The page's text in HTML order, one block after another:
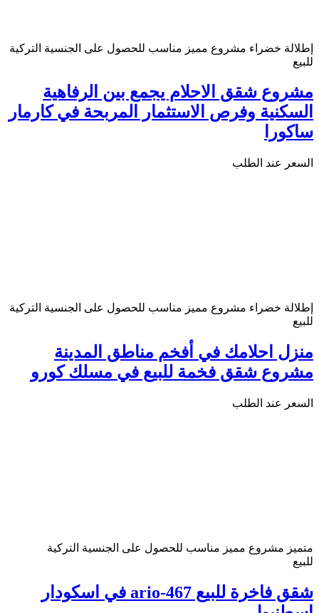
إطلالة خضراء مشروع مميز مناسب للحصول على الجنسية التركية
للبيع
مشروع شقق الاحلام يجمع بين الرفاهية
السكنية وفرص الاستثمار المربحة في كارمار
ساكورا
السعر عند الطلب
إطلالة خضراء مشروع مميز مناسب للحصول على الجنسية التركية
للبيع
منزل احلامك في أفخم مناطق المدينة
مشروع شقق فخمة للبيع في مسلك كورو
السعر عند الطلب
متميز مشروع مميز مناسب للحصول على الجنسية التركية
للبيع
شقق فاخرة للبيع ario-467 في اسكودار